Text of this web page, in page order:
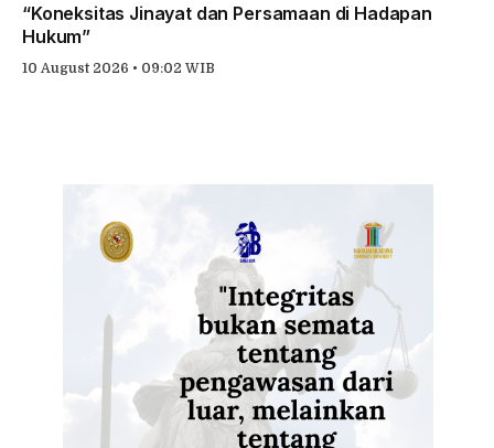
“Koneksitas Jinayat dan Persamaan di Hadapan
Hukum”
10 August 2026 • 09:02 WIB